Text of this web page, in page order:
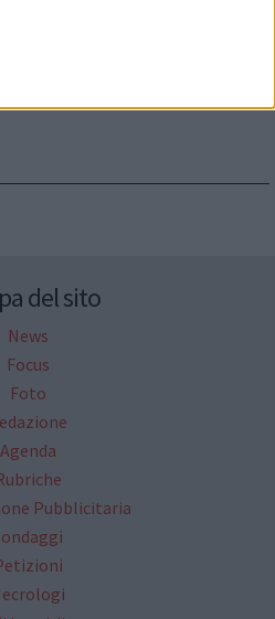
del sito
News
Focus
Foto
Agenda
Pubblicitaria